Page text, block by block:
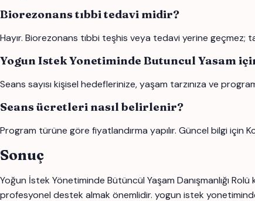
Biorezonans tıbbi tedavi midir?
Hayır. Biorezonans tıbbi teşhis veya tedavi yerine geçmez;
Yogun Istek Yonetiminde Butuncul Yasam
Seans sayısı kişisel hedeflerinize, yaşam tarzınıza ve
Seans ücretleri nasıl belirlenir?
Program türüne göre fiyatlandırma yapılır. Güncel bilgi için
Sonuç
Yoğun İstek Yönetiminde Bütüncül Yaşam Danışmanlığı
profesyonel destek almak önemlidir. yogun istek